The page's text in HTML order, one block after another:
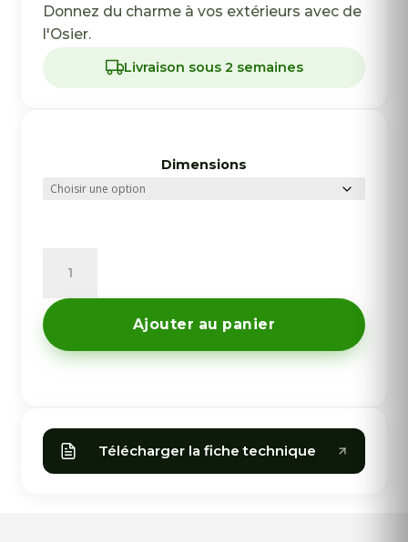
prix :
49,95 €
79,95 €
Donnez du charme à vos extérieurs avec de
l'Osier.
Livraison sous 2 semaines
Dimensions
quantité
de
Clôture
Naturelle
OSIER
Ajouter au panier
Télécharger la fiche technique